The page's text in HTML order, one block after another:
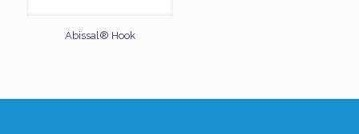
Abissal® Hook